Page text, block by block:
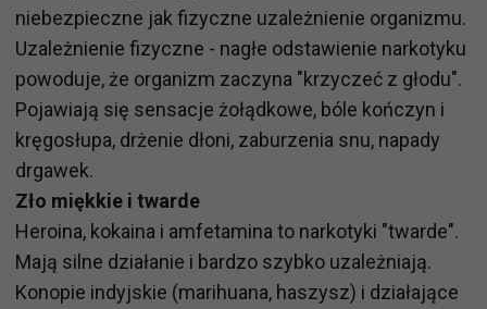
niebezpieczne jak fizyczne uzależnienie organizmu.
Uzależnienie fizyczne - nagłe odstawienie narkotyku
powoduje, że organizm zaczyna "krzyczeć z głodu".
Pojawiają się sensacje żołądkowe, bóle kończyn i
kręgosłupa, drżenie dłoni, zaburzenia snu, napady
drgawek.
Zło miękkie i twarde
Heroina, kokaina i amfetamina to narkotyki "twarde".
Mają silne działanie i bardzo szybko uzależniają.
Konopie indyjskie (marihuana, haszysz) i działające